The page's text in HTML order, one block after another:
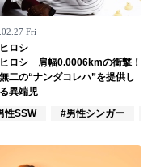
/作曲家
Fri
ロシ
ロシ 肩幅0.0006kmの衝撃！
二の“ナンダコレハ”を提供し
異端児
性SSW
#男性シンガー